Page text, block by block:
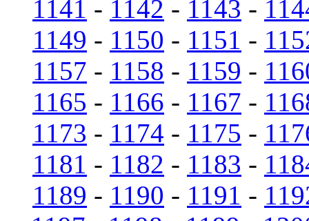
1141 - 1142 - 1143 -
1149 - 1150 - 1151 -
1157 - 1158 - 1159 -
1165 - 1166 - 1167 -
1173 - 1174 - 1175 -
1181 - 1182 - 1183 -
1189 - 1190 - 1191 -